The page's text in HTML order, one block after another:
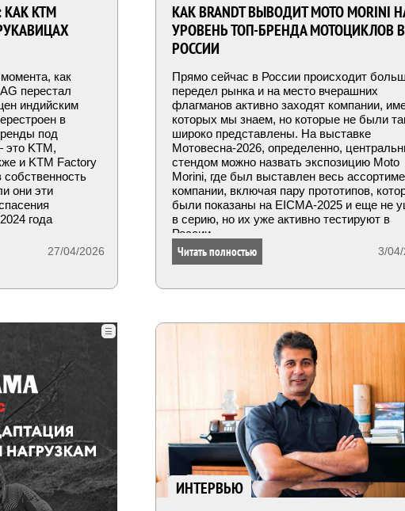
KTM
как
перестал
индийским
в
под
это KTM,
и KTM Factory
они эти
года
27/04/2026
КАК BRANDT ВЫВОДИТ MOTO MORINI
УРОВЕНЬ ТОП-БРЕНДА МОТОЦИКЛОВ В
РОССИИ
Прямо сейчас в России происходит
передел рынка и на место вчерашних
флагманов активно заходят компании,
которых мы знаем, но которые не были
широко представлены. На выставке
Мотовесна-2026, определенно,
стендом можно назвать экспозицию Moto
Morini, где был выставлен весь
компании, включая пару прототипов,
были показаны на EICMA-2025 и еще не
в серию, но их уже активно тестируют в
России.
3/
Читать полностью
☰
ИНТЕРВЬЮ